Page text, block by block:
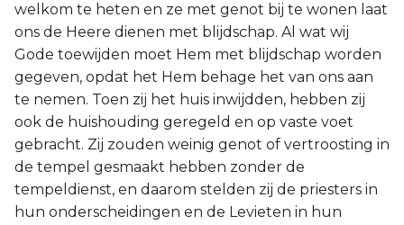
welkom te heten en ze met genot bij te wonen laat
ons de Heere dienen met blijdschap. Al wat wij
Gode toewijden moet Hem met blijdschap worden
gegeven, opdat het Hem behage het van ons aan
te nemen. Toen zij het huis inwijdden, hebben zij
ook de huishouding geregeld en op vaste voet
gebracht. Zij zouden weinig genot of vertroosting in
de tempel gesmaakt hebben zonder de
tempeldienst, en daarom stelden zij de priesters in
hun onderscheidingen en de Levieten in hun